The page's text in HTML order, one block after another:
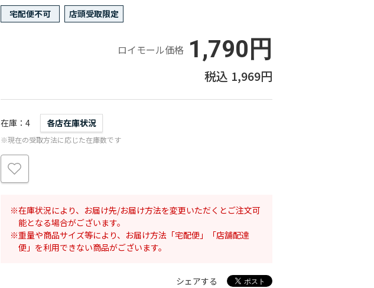
宅配便不可 店頭受取限定
ロイモール価格 1,790円
1,969円
在庫 4 各店在庫状況
※現在の受取方法に応じた在庫数です
在庫状況により、お届け先/お届け方法を変更いただくとご注文可
能となる場合がございます。
重量や商品サイズ等により、お届け方法「宅配便」「店舗配達
便」を利用できない商品がございます。
シェアする